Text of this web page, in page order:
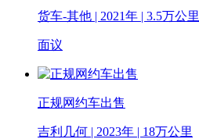
货车-其他 | 2021年 | 3.5万公里
面议
正规网约车出售
吉利几何 | 2023年 | 18万公里